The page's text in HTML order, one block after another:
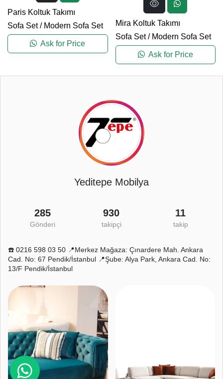
Paris Koltuk Takımı
Sofa Set/ Modern Sofa Set
Ask for Price
Mira Koltuk Takımı
Sofa Set/ Modern Sofa Set
Ask for Price
Yeditepe Mobilya
285
Gönderi
930
takipçi
11
takip
☎️ 0216 598 03 50 📍Merkez Mağaza: Çınardere Mah. Ankara
Cad. No: 67 Pendik/İstanbul 📍Şube: Alya Park, Ankara Cad. No:
13/F Pendik/İstanbul